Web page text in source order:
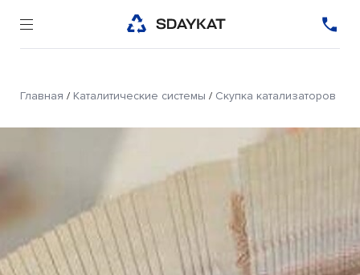
Главная / Каталитические системы / Скупка катализаторов